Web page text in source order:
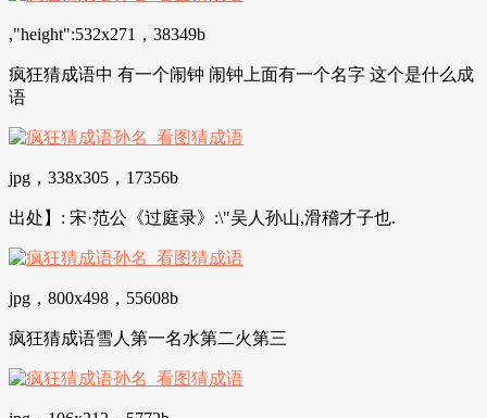
,"height":532x271，38349b
疯狂猜成语中 有一个闹钟 闹钟上面有一个名字 这个是什么成
语
jpg，338x305，17356b
出处】: 宋·范公《过庭录》:\"吴人孙山,滑稽才子也.
jpg，800x498，55608b
疯狂猜成语雪人第一名水第二火第三